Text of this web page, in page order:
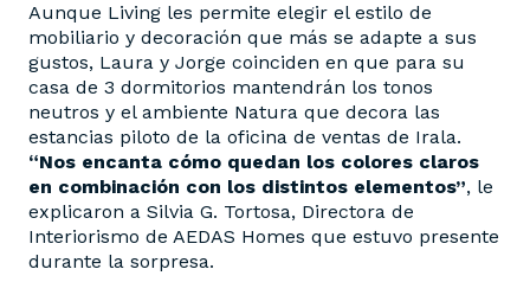
Aunque Living les permite elegir el estilo de
mobiliario y decoración que más se adapte a sus
gustos, Laura y Jorge coinciden en que para su
casa de 3 dormitorios mantendrán los tonos
neutros y el ambiente Natura que decora las
estancias piloto de la oficina de ventas de Irala.
“Nos encanta cómo quedan los colores claros
en combinación con los distintos elementos”, le
explicaron a Silvia G. Tortosa, Directora de
Interiorismo de AEDAS Homes que estuvo presente
durante la sorpresa.